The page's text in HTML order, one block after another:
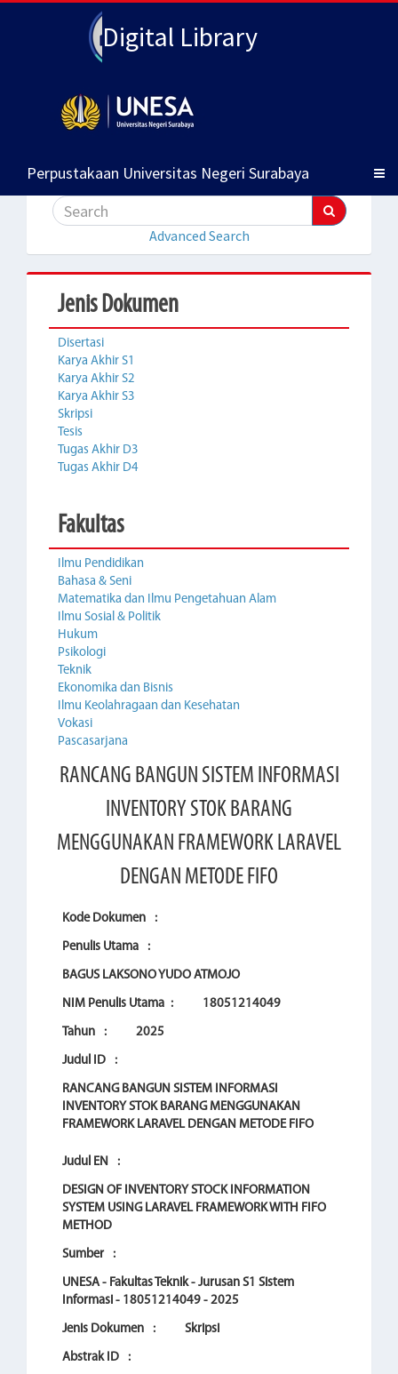
Digital Library
Perpustakaan Universitas Negeri Surabaya
Advanced Search
Jenis Dokumen
Disertasi
Karya Akhir S1
Karya Akhir S2
Karya Akhir S3
Skripsi
Tesis
Tugas Akhir D3
Tugas Akhir D4
Fakultas
Ilmu Pendidikan
Bahasa & Seni
Matematika dan Ilmu Pengetahuan Alam
Ilmu Sosial & Politik
Hukum
Psikologi
Teknik
Ekonomika dan Bisnis
Ilmu Keolahragaan dan Kesehatan
Vokasi
Pascasarjana
RANCANG BANGUN SISTEM INFORMASI
INVENTORY STOK BARANG
MENGGUNAKAN FRAMEWORK LARAVEL
DENGAN METODE FIFO
Kode Dokumen :
Penulis Utama :
BAGUS LAKSONO YUDO ATMOJO
NIM Penulis Utama : 18051214049
Tahun : 2025
Judul ID :
RANCANG BANGUN SISTEM INFORMASI
INVENTORY STOK BARANG MENGGUNAKAN
FRAMEWORK LARAVEL DENGAN METODE FIFO
Judul EN :
DESIGN OF INVENTORY STOCK INFORMATION
SYSTEM USING LARAVEL FRAMEWORK WITH FIFO
METHOD
Sumber :
UNESA - Fakultas Teknik - Jurusan S1 Sistem
Informasi - 18051214049 - 2025
Jenis Dokumen : Skripsi
Abstrak ID :